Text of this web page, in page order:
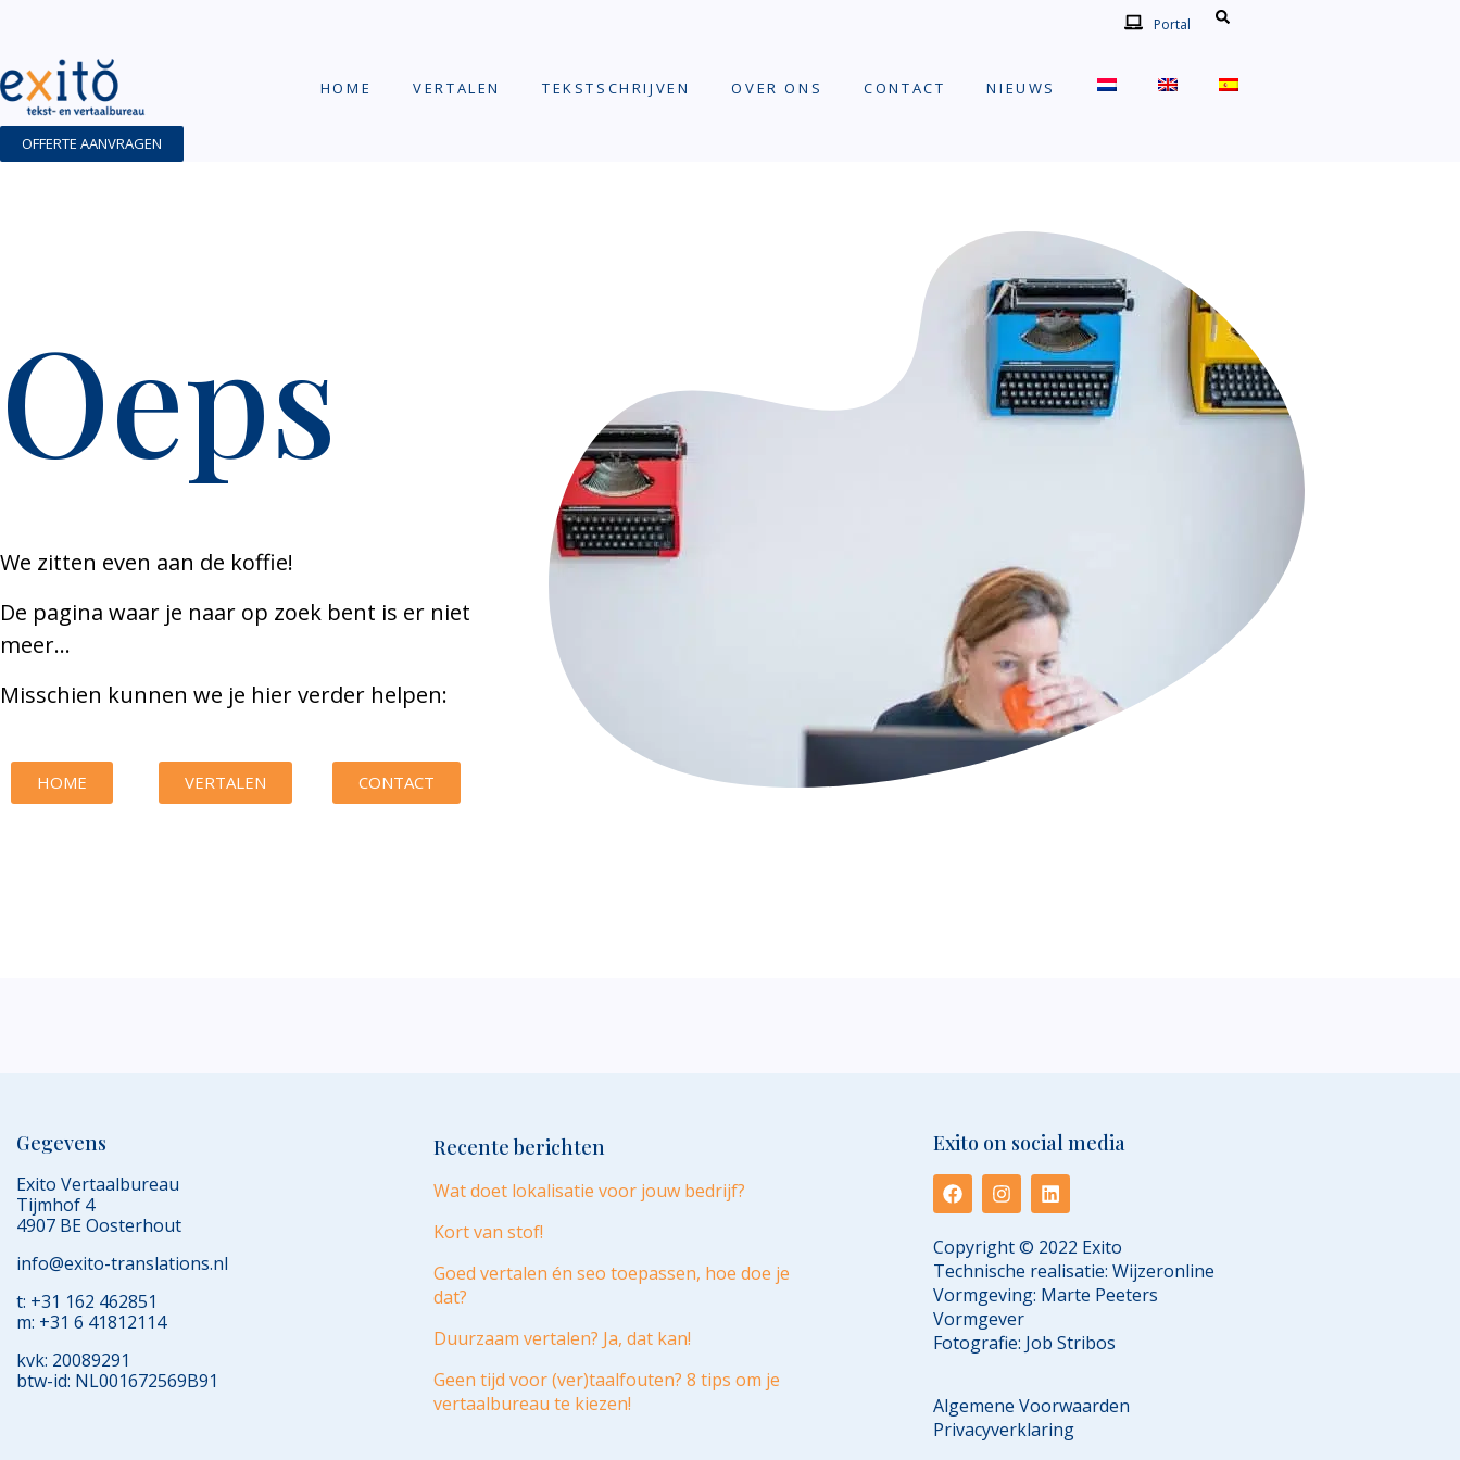
Portal
HOME VERTALEN TEKSTSCHRIJVEN OVER ONS CONTACT NIEUWS
OFFERTE AANVRAGEN
Oeps
We zitten even aan de koffie!
De pagina waar je naar op zoek bent is er niet
meer…
Misschien kunnen we je hier verder helpen:
HOME VERTALEN CONTACT
Gegevens
Exito Vertaalbureau
Tijmhof 4
4907 BE Oosterhout
info@exito-translations.nl
t: +31 162 462851
m: +31 6 41812114
kvk: 20089291
btw-id: NL001672569B91
Recente berichten
Wat doet lokalisatie voor jouw bedrijf?
Kort van stof!
Goed vertalen én seo toepassen, hoe doe je
dat?
Duurzaam vertalen? Ja, dat kan!
Geen tijd voor (ver)taalfouten? 8 tips om je
vertaalbureau te kiezen!
Exito on social media
Copyright © 2022 Exito
Technische realisatie: Wijzeronline
Vormgeving: Marte Peeters
Vormgever
Fotografie: Job Stribos
Algemene Voorwaarden
Privacyverklaring